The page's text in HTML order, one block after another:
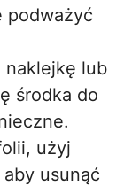
podważyć
naklejkę lub
środka do
użyj
usunąć